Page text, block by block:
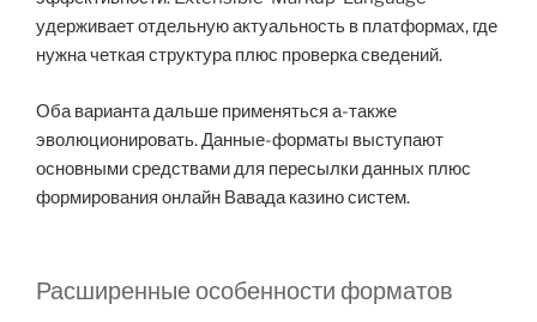
удерживает отдельную актуальность в платформах, где
нужна четкая структура плюс проверка сведений.
Оба варианта дальше применяться а-также
эволюционировать. Данные-форматы выступают
основными средствами для пересылки данных плюс
формирования онлайн Вавада казино систем.
Расширенные особенности форматов